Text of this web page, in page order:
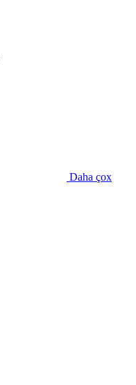
Daha çox